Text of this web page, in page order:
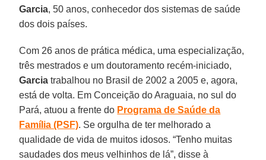
Garcia, 50 anos, conhecedor dos sistemas de saúde
dos dois países.
Com 26 anos de prática médica, uma especialização,
três mestrados e um doutoramento recém-iniciado,
Garcia trabalhou no Brasil de 2002 a 2005 e, agora,
está de volta. Em Conceição do Araguaia, no sul do
Pará, atuou a frente do Programa de Saúde da
Família (PSF). Se orgulha de ter melhorado a
qualidade de vida de muitos idosos. “Tenho muitas
saudades dos meus velhinhos de lá”, disse à